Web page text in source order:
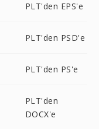
PLT'den EPS'e
PLT'den PSD'e
PLT'den PS'e
PLT'den
DOCX'e